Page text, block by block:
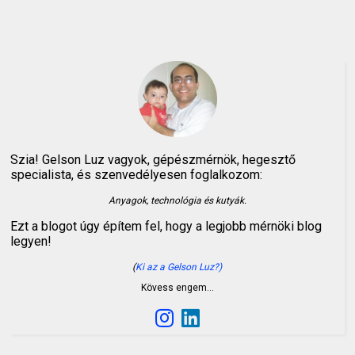
Szia! Gelson Luz vagyok, gépészmérnök, hegesztő
specialista, és szenvedélyesen foglalkozom:
Anyagok, technológia és kutyák.
Ezt a blogot úgy építem fel, hogy a legjobb mérnöki blog
legyen!
(Ki az a Gelson Luz?)
Kövess engem…